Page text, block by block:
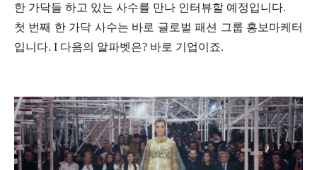
한 가닥들 하고 있는 사수를 만나 인터뷰할 예정입니다.
첫 번째 한 가닥 사수는 바로 글로벌 패션 그룹 홍보마케터
입니다. I 다음의 알파벳은? 바로 기업이죠.